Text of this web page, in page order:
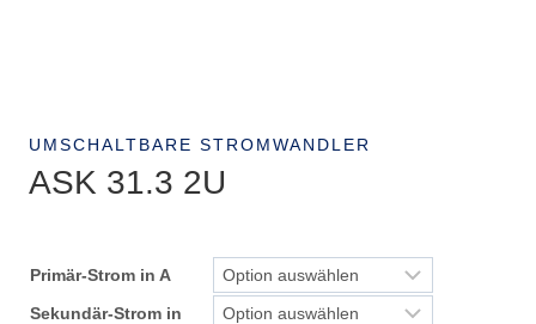
UMSCHALTBARE STROMWANDLER
ASK 31.3 2U
Primär-Strom in A
Sekundär-Strom in